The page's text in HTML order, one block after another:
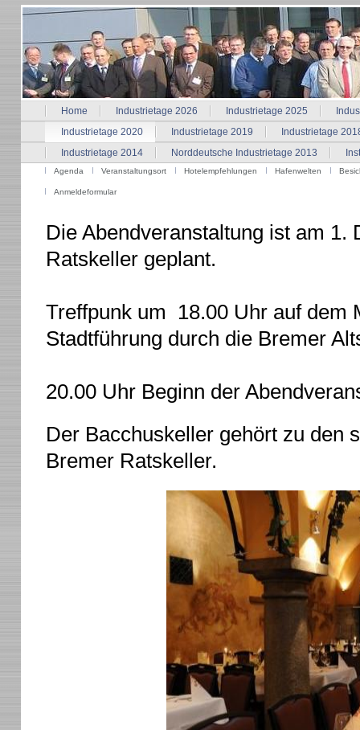
Home Industrietage 2026 Industrietage 2025
Industrietage 2020
Industrietage 2019
Industrietage
Industrietage 2014
Norddeutsche Industrietage 2013
Agenda Veranstaltungsort Hotelempfehlungen Hafenwelten
Anmeldeformular
Die Abendveranstaltung ist am
Ratskeller geplant.
Treffpunk um 18.00 Uhr auf dem
Stadtführung durch die Bremer
20.00 Uhr Beginn der
Der Bacchuskeller gehört zu den
Bremer Ratskeller.